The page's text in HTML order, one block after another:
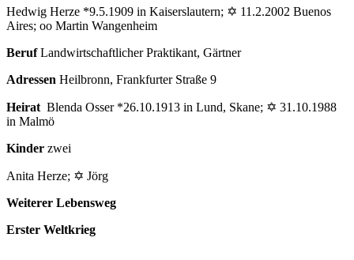
Hedwig Herze *9.5.1909 in Kaiserslautern; ✡ 11.2.2002 Buenos
Aires; oo Martin Wangenheim
BerufLandwirtschaftlicher Praktikant, Gärtner
Adressen Heilbronn, Frankfurter Straße 9
Heirat Blenda Osser *26.10.1913 in Lund, Skane; ✡ 31.10.1988
in Malmö
Kinder zwei
Anita Herze; ✡ Jörg
Weiterer Lebensweg
Erster Weltkrieg